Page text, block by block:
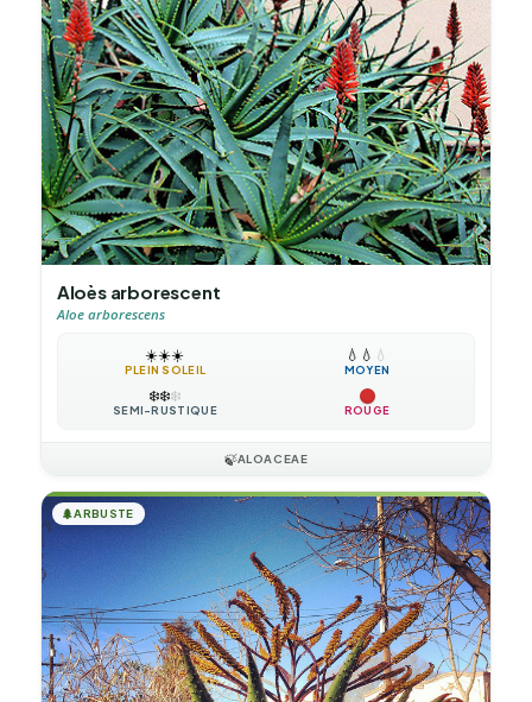
Aloès arborescent
Aloe arborescens
☀️☀️☀️
PLEIN SOLEIL
💧 💧 💧
MOYEN
❄️❄️❄️
SEMI-RUSTIQUE ROUGE
🍃ALOACEAE
🌲ARBUSTE